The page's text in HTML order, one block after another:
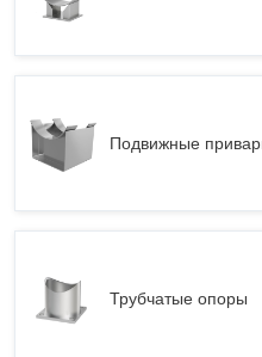
Подвижные
Трубчатые опоры